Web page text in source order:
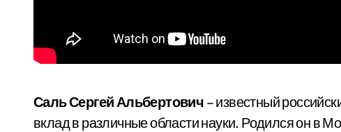
Саль Сергей Альбертович – известный
вклад в различные области науки. Родился он в